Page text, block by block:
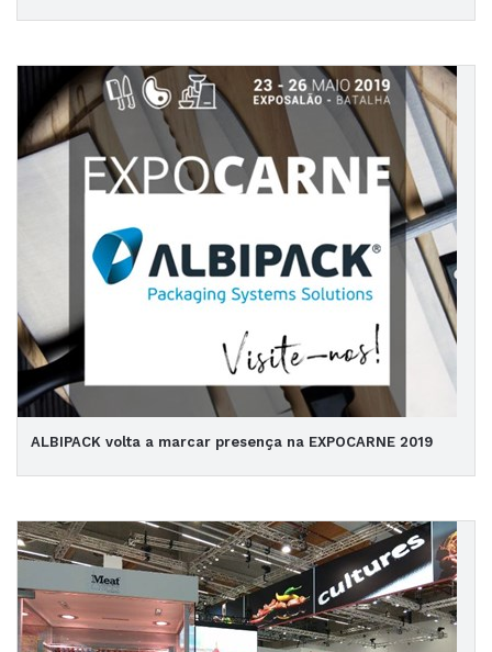
ALBIPACK volta a marcar presença na EXPOCARNE 2019